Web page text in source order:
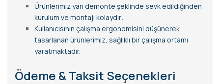
Ürünlerimiz yarı demonte şeklinde sevk edildiğinden
kurulum ve montajı kolaydır.
Kullanıcısının çalışma ergonomisini düşünerek
tasarlanan ürünlerimiz, sağlıklı bir çalışma ortamı
yaratmaktadır.
Ödeme & Taksit Seçenekleri